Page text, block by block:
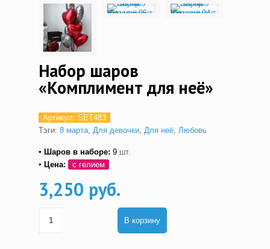
Набор шаров
«Комплимент для неё»
Артикул: SET483
Тэги: 8 марта, Для девочки, Для неё, Любовь
▪ Шаров в наборе: 9 шт.
▪ Цена:
с гелием
3,250 руб.
В корзину